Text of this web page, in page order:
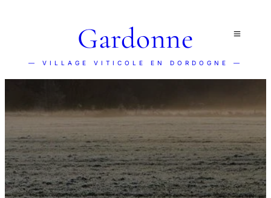
Gardonne
— VILLAGE VITICOLE EN DORDOGNE —